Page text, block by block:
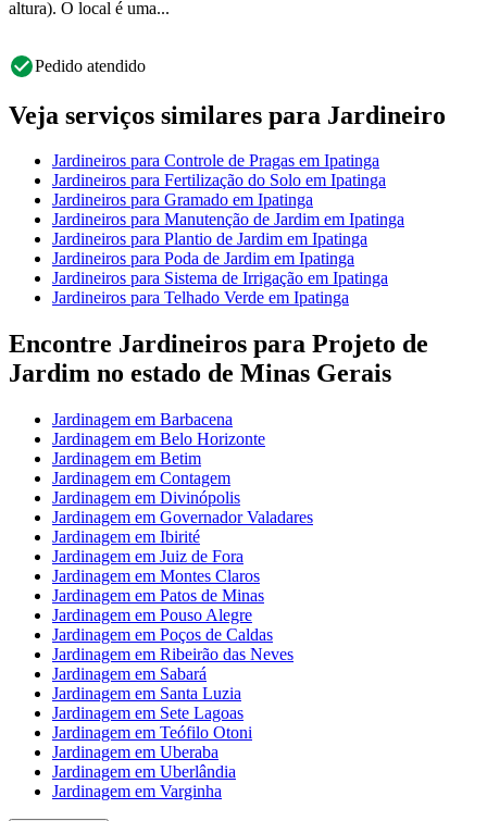
altura). O local é uma...
Pedido atendido
Veja serviços similares para Jardineiro
Jardineiros para Controle de Pragas em Ipatinga
Jardineiros para Fertilização do Solo em Ipatinga
Jardineiros para Gramado em Ipatinga
Jardineiros para Manutenção de Jardim em Ipatinga
Jardineiros para Plantio de Jardim em Ipatinga
Jardineiros para Poda de Jardim em Ipatinga
Jardineiros para Sistema de Irrigação em Ipatinga
Jardineiros para Telhado Verde em Ipatinga
Encontre Jardineiros para Projeto de
Jardim no estado de Minas Gerais
Jardinagem em Barbacena
Jardinagem em Belo Horizonte
Jardinagem em Betim
Jardinagem em Contagem
Jardinagem em Divinópolis
Jardinagem em Governador Valadares
Jardinagem em Ibirité
Jardinagem em Juiz de Fora
Jardinagem em Montes Claros
Jardinagem em Patos de Minas
Jardinagem em Pouso Alegre
Jardinagem em Poços de Caldas
Jardinagem em Ribeirão das Neves
Jardinagem em Sabará
Jardinagem em Santa Luzia
Jardinagem em Sete Lagoas
Jardinagem em Teófilo Otoni
Jardinagem em Uberaba
Jardinagem em Uberlândia
Jardinagem em Varginha